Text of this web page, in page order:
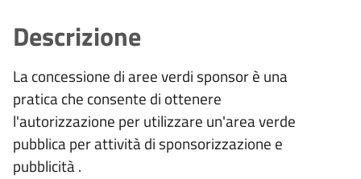
Descrizione
La concessione di aree verdi sponsor è una
pratica che consente di ottenere
l'autorizzazione per utilizzare un'area verde
pubblica per attività di sponsorizzazione e
pubblicità .